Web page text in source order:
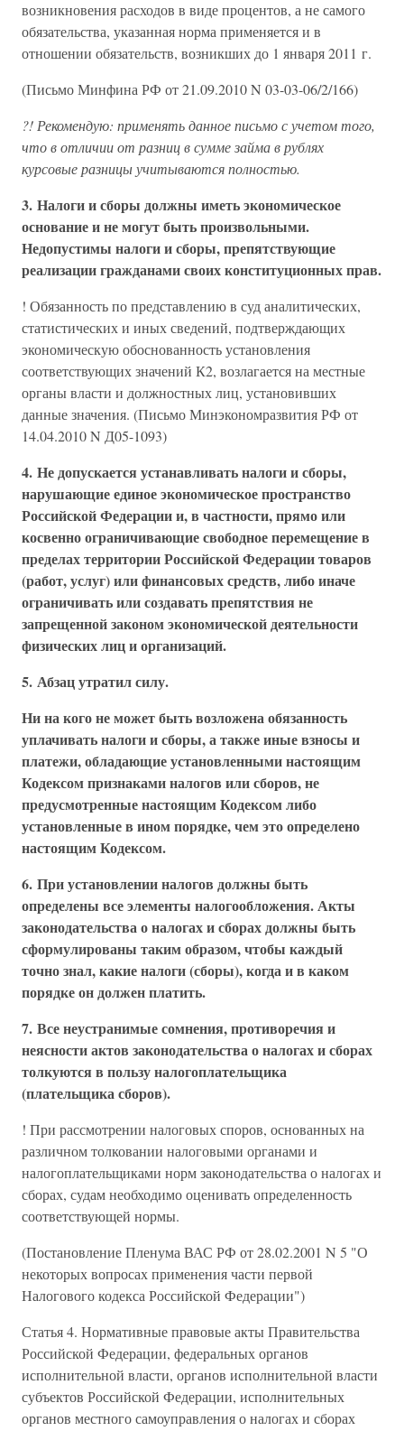
возникновения расходов в виде процентов, а не самого
обязательства, указанная норма применяется и в
отношении обязательств, возникших до 1 января 2011 г.
(Письмо Минфина РФ от 21.09.2010 N 03-03-06/2/166)
?! Рекомендую: применять данное письмо с учетом того,
что в отличии от разниц в сумме займа в рублях
курсовые разницы учитываются полностью.
3. Налоги и сборы должны иметь экономическое
основание и не могут быть произвольными.
Недопустимы налоги и сборы, препятствующие
реализации гражданами своих конституционных прав.
! Обязанность по представлению в суд аналитических,
статистических и иных сведений, подтверждающих
экономическую обоснованность установления
соответствующих значений К2, возлагается на местные
органы власти и должностных лиц, установивших
данные значения. (Письмо Минэкономразвития РФ от
14.04.2010 N Д05-1093)
4. Не допускается устанавливать налоги и сборы,
нарушающие единое экономическое пространство
Российской Федерации и, в частности, прямо или
косвенно ограничивающие свободное перемещение в
пределах территории Российской Федерации товаров
(работ, услуг) или финансовых средств, либо иначе
ограничивать или создавать препятствия не
запрещенной законом экономической деятельности
физических лиц и организаций.
5. Абзац утратил силу.
Ни на кого не может быть возложена обязанность
уплачивать налоги и сборы, а также иные взносы и
платежи, обладающие установленными настоящим
Кодексом признаками налогов или сборов, не
предусмотренные настоящим Кодексом либо
установленные в ином порядке, чем это определено
настоящим Кодексом.
6. При установлении налогов должны быть
определены все элементы налогообложения. Акты
законодательства о налогах и сборах должны быть
сформулированы таким образом, чтобы каждый
точно знал, какие налоги (сборы), когда и в каком
порядке он должен платить.
7. Все неустранимые сомнения, противоречия и
неясности актов законодательства о налогах и сборах
толкуются в пользу налогоплательщика
(плательщика сборов).
! При рассмотрении налоговых споров, основанных на
различном толковании налоговыми органами и
налогоплательщиками норм законодательства о налогах и
сборах, судам необходимо оценивать определенность
соответствующей нормы.
(Постановление Пленума ВАС РФ от 28.02.2001 N 5 "О
некоторых вопросах применения части первой
Налогового кодекса Российской Федерации")
Статья 4. Нормативные правовые акты Правительства
Российской Федерации, федеральных органов
исполнительной власти, органов исполнительной власти
субъектов Российской Федерации, исполнительных
органов местного самоуправления о налогах и сборах